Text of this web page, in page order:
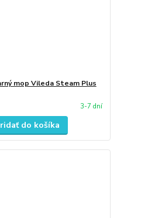
mop Vileda Steam Plus
3-7 dní
do košíka